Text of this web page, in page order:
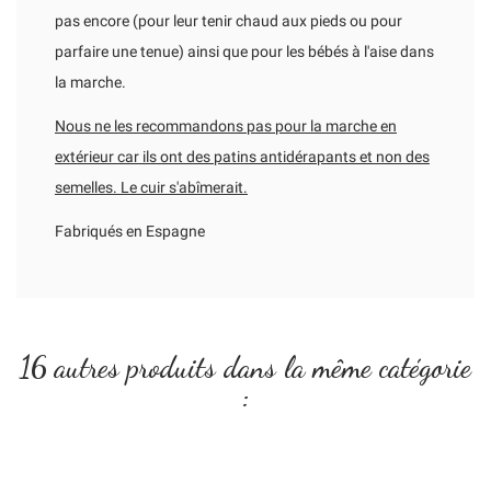
pas encore (pour leur tenir chaud aux pieds ou pour
parfaire une tenue) ainsi que pour les bébés à l'aise dans
la marche.
Nous ne les recommandons pas pour la marche en
extérieur car ils ont des patins antidérapants et non des
semelles. Le cuir s'abîmerait.
Fabriqués en Espagne
16 autres produits dans la même catégorie
: